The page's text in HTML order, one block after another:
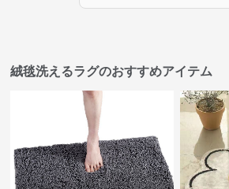
絨毯洗えるラグのおすすめアイテム